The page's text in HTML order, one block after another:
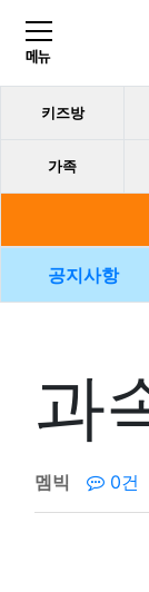
키즈방
가족
공지사항
과
멤빅 0건